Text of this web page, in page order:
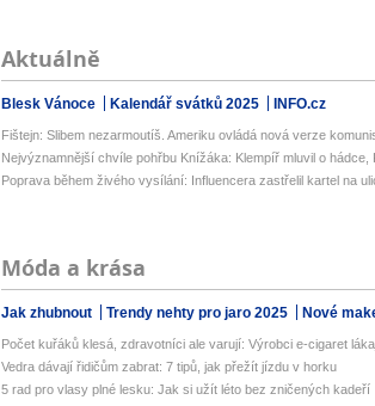
Aktuálně
Blesk Vánoce Kalendář svátků 2025 INFO.cz
Fištejn: Slibem nezarmoutíš. Ameriku ovládá nová verze
Nejvýznamnější chvíle pohřbu Knížáka: Klempíř mluvil o hádce,
Poprava během živého vysílání: Influencera zastřelil kartel na
Móda a krása
Jak zhubnout Trendy nehty pro jaro 2025 Nové
Počet kuřáků klesá, zdravotníci ale varují: Výrobci e-cigaret
Vedra dávají řidičům zabrat: 7 tipů, jak přežít jízdu v horku
5 rad pro vlasy plné lesku: Jak si užít léto bez zničených kadeří